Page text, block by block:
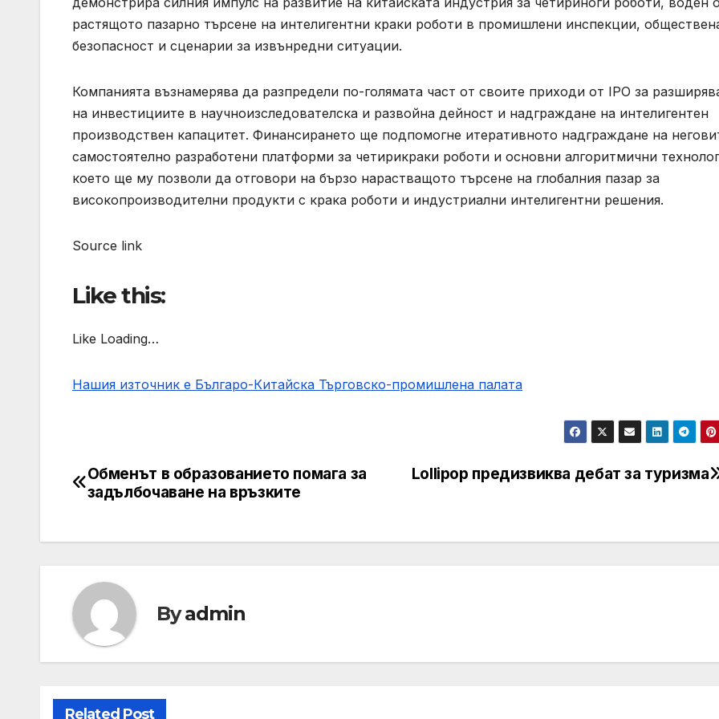
растящото пазарно търсене на интелигентни краки роботи в промишлени инспекции,
безопасност и сценарии за извънредни ситуации.
Компанията възнамерява да разпредели по-голямата част от своите приходи от IPO за
на инвестициите в научноизследователска и развойна дейност и надграждане на интелигентен
производствен капацитет. Финансирането ще подпомогне итеративното надграждане на
самостоятелно разработени платформи за четирикраки роботи и основни алгоритмични
което ще му позволи да отговори на бързо нарастващото търсене на глобалния пазар за
високопроизводителни продукти с крака роботи и индустриални интелигентни решения.
Source link
Like this:
Like Loading…
Нашия източник е Българо-Китайска Търговско-промишлена палaта
Post
Lollipop предизвиква дебат за туризма
Обменът в образованието помага за
задълбочаване на връзките
Byadmin
Related Post